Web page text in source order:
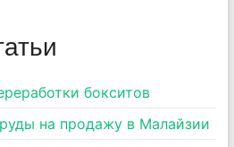
бокситов
на продажу в Малайзии